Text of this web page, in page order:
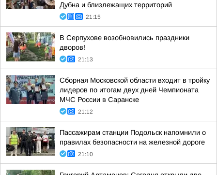
Дубна и близлежащих территорий
21:15
В Серпухове возобновились праздники
дворов!
21:13
Сборная Московской области входит в тройку
лидеров по итогам двух дней Чемпионата
МЧС России в Саранске
21:12
Пассажирам станции Подольск напомнили о
правилах безопасности на железной дороге
21:10